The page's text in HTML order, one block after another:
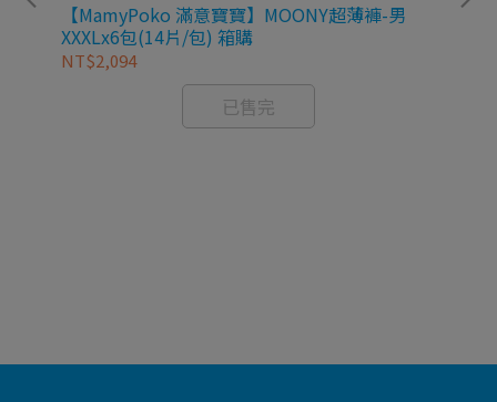
【MamyPoko 滿意寶寶】MOONY超薄褲-男
XXXLx6包(14片/包) 箱購
NT$2,094
已售完